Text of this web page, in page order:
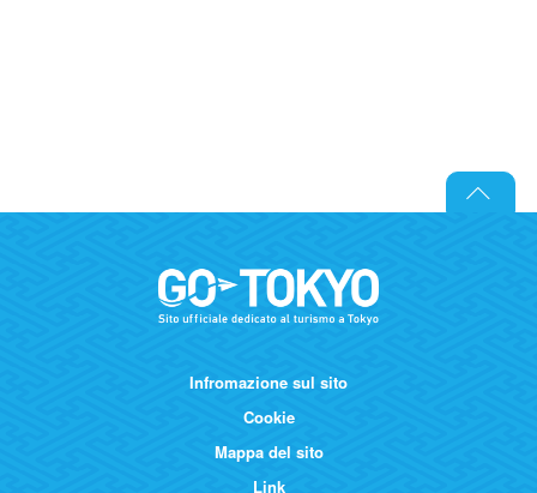
Infromazione sul sito
Cookie
Mappa del sito
Link